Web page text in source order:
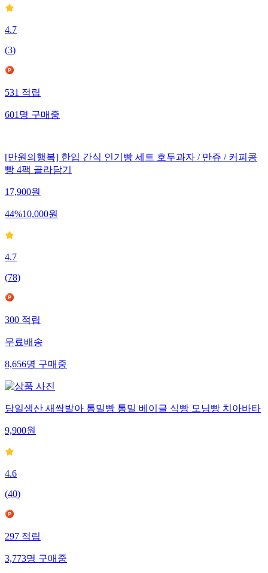
4.7
(3)
531적립
601명구매중
[만원의행복] 한입 간식 인기빵 세트 호두과자 / 만쥬 / 커피콩
빵 4팩 골라담기
17,900원
44%10,000원
4.7
(78)
300적립
무료배송
8,656명구매중
당일생산 새싹발아 통밀빵 통밀 베이글 식빵 모닝빵 치아바타
9,900원
4.6
(40)
297적립
3,773명구매중